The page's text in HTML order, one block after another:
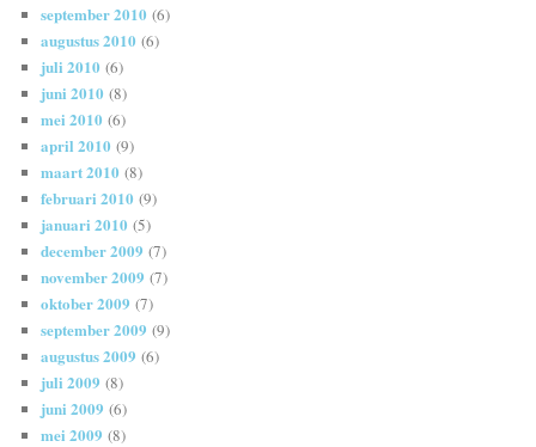
september 2010 (6)
augustus 2010 (6)
juli 2010 (6)
juni 2010 (8)
mei 2010 (6)
april 2010 (9)
maart 2010 (8)
februari 2010 (9)
januari 2010 (5)
december 2009 (7)
november 2009 (7)
oktober 2009 (7)
september 2009 (9)
augustus 2009 (6)
juli 2009 (8)
juni 2009 (6)
mei 2009 (8)